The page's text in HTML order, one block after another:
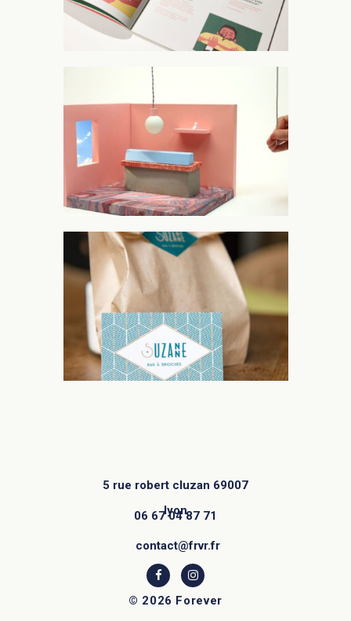
Magazine Archi-Gourmand
Animation réalisée dans notre studio
suzanne bar à brioches
Logo et identité visuelle
5 rue robert cluzan 69007
lyon
06 67 04 87 71
contact@frvr.fr
© 2026 Forever